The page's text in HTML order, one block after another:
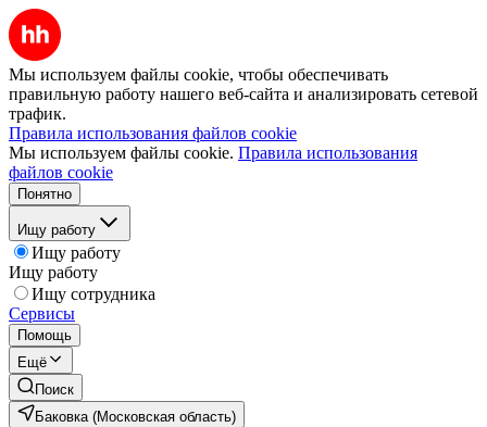
Мы используем файлы cookie, чтобы обеспечивать
правильную работу нашего веб-сайта и анализировать сетевой
трафик.
Правила использования файлов cookie
Мы используем файлы cookie. Правила использования
файлов cookie
Понятно
Ищу работу
Ищу работу
Ищу работу
Ищу сотрудника
Сервисы
Помощь
Ещё
Поиск
Баковка (Московская область)